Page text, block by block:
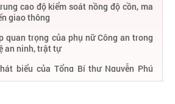
cao độ kiểm soát nồng độ cồn, ma
giao thông
quan trọng của phụ nữ Công an trong
an ninh, trật tự
biểu của Tổng Bí thư Nguyễn Phú
75 năm Công an nhân dân học tập,